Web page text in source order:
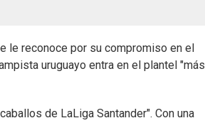
le reconoce por su compromiso en el
uruguayo entra en el plantel "más
de LaLiga Santander". Con una